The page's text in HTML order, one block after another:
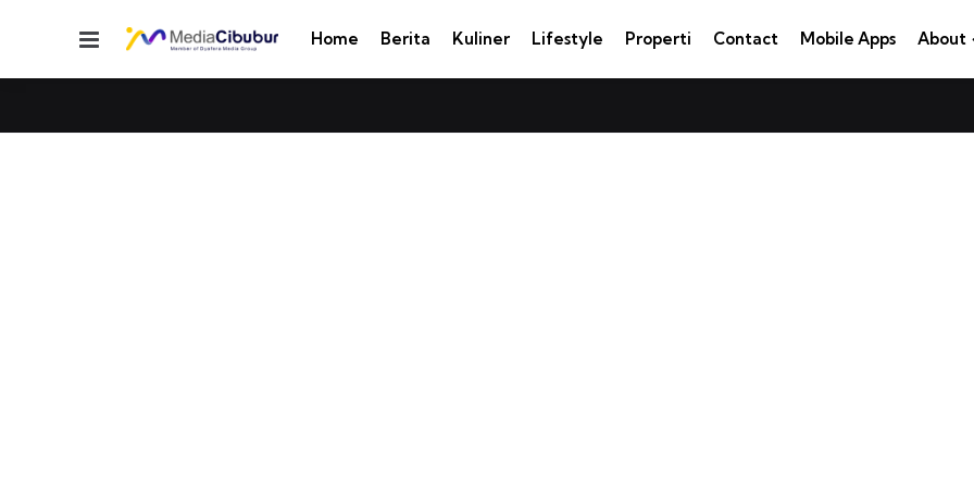
Menu Home Berita Kuliner Lifestyle Properti Contact Mobile Apps About